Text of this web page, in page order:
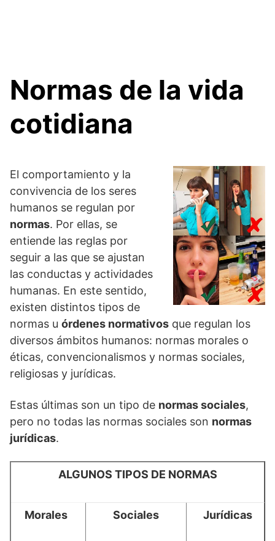
Normas de la vida
cotidiana
El comportamiento y la
convivencia de los seres
humanos se regulan por
normas. Por ellas, se
entiende las reglas por
seguir a las que se ajustan
las conductas y actividades
humanas. En este sentido,
existen distintos tipos de
normas u órdenes normativos que regulan los
diversos ámbitos humanos: normas morales o
éticas, convencionalismos y normas sociales,
religiosas y jurídicas.
Estas últimas son un tipo de normas sociales,
pero no todas las normas sociales son normas
jurídicas.
ALGUNOS TIPOS DE NORMAS
Morales Sociales Jurídicas